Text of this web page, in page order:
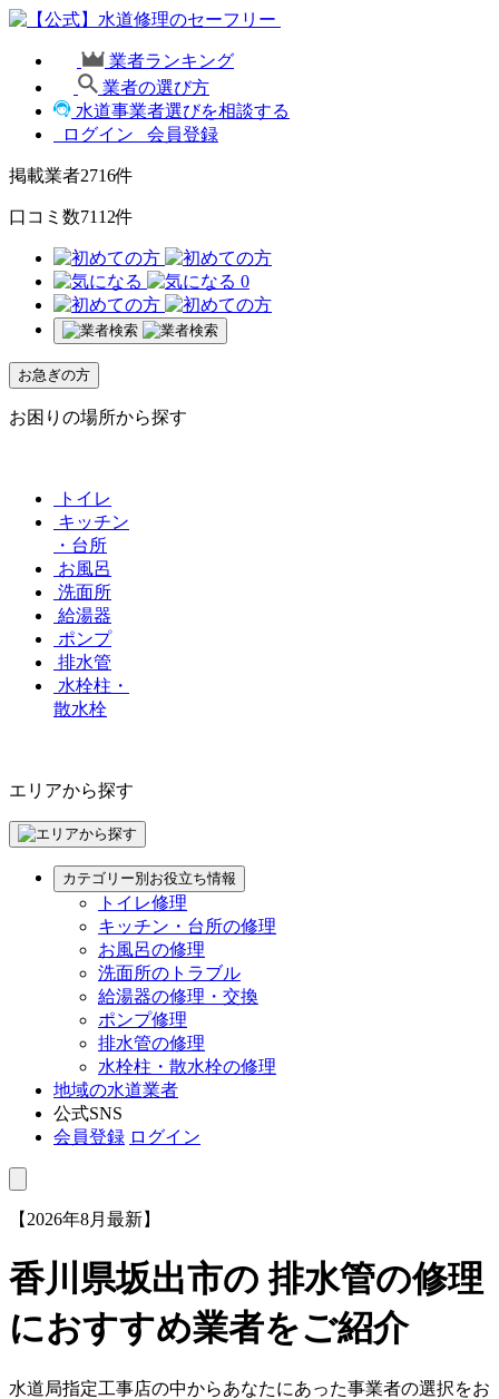
業者ランキング
業者の選び方
水道事業者選びを相談する
ログイン
会員登録
掲載業者2716件
口コミ数7112件
0
お急ぎの方
お困りの場所から探す
トイレ
キッチン
・台所
お風呂
洗面所
給湯器
ポンプ
排水管
水栓柱・
散水栓
エリアから探す
カテゴリー別お役立ち情報
トイレ修理
キッチン・台所の修理
お風呂の修理
洗面所のトラブル
給湯器の修理・交換
ポンプ修理
排水管の修理
水栓柱・散水栓の修理
地域の水道業者
公式SNS
会員登録 ログイン
【2026年8月最新】
香川県坂出市の 排水管の修理
におすすめ業者をご紹介
水道局指定工事店の中からあなたにあった事業者の選択をお